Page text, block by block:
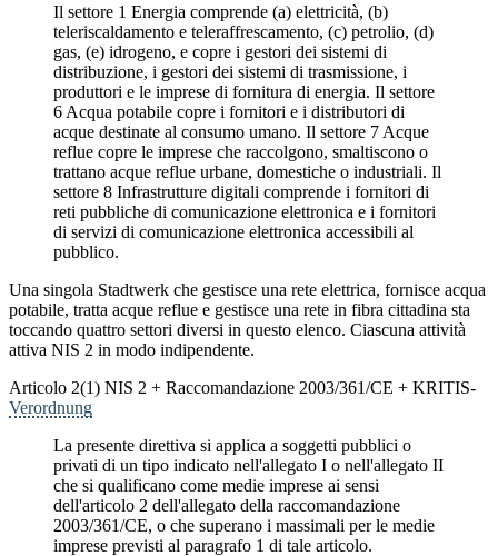
Il settore 1 Energia comprende (a) elettricità, (b)
teleriscaldamento e teleraffrescamento, (c) petrolio, (d)
gas, (e) idrogeno, e copre i gestori dei sistemi di
distribuzione, i gestori dei sistemi di trasmissione, i
produttori e le imprese di fornitura di energia. Il settore
6 Acqua potabile copre i fornitori e i distributori di
acque destinate al consumo umano. Il settore 7 Acque
reflue copre le imprese che raccolgono, smaltiscono o
trattano acque reflue urbane, domestiche o industriali. Il
settore 8 Infrastrutture digitali comprende i fornitori di
reti pubbliche di comunicazione elettronica e i fornitori
di servizi di comunicazione elettronica accessibili al
pubblico.
Una singola Stadtwerk che gestisce una rete elettrica, fornisce acqua
potabile, tratta acque reflue e gestisce una rete in fibra cittadina sta
toccando quattro settori diversi in questo elenco. Ciascuna attività
attiva NIS 2 in modo indipendente.
Articolo 2(1) NIS 2 + Raccomandazione 2003/361/CE + KRITIS-
Verordnung
La presente direttiva si applica a soggetti pubblici o
privati di un tipo indicato nell'allegato I o nell'allegato II
che si qualificano come medie imprese ai sensi
dell'articolo 2 dell'allegato della raccomandazione
2003/361/CE, o che superano i massimali per le medie
imprese previsti al paragrafo 1 di tale articolo.